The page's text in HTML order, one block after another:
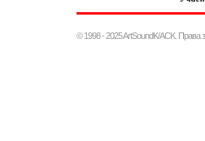
© 1998 - 2025 ArtSoundK/ACK. Права